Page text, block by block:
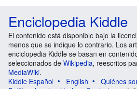
Enciclopedia Kiddle
El contenido está disponible bajo la
menos que se indique lo contrario. Los
enciclopedia Kiddle se basan en
seleccionados de Wikipedia, reescritos
MediaWiki.
Kiddle Español
English
Quiénes